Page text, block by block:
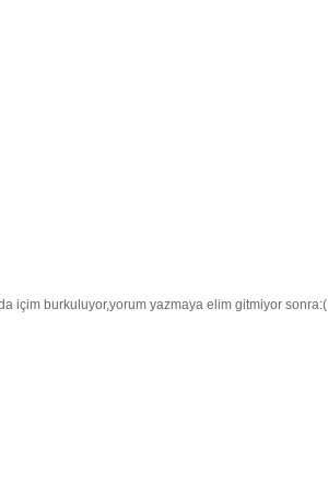
içim burkuluyor,yorum yazmaya elim gitmiyor sonra:(